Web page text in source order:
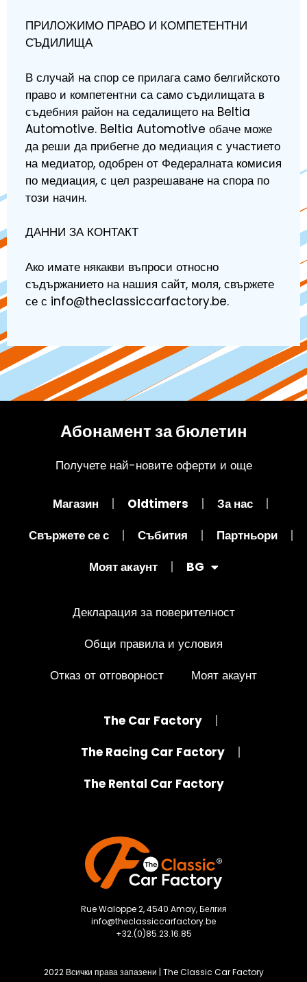
ПРИЛОЖИМО ПРАВО И КОМПЕТЕНТНИ
СЪДИЛИЩА
В случай на спор се прилага само белгийското
право и компетентни са само съдилищата в
съдебния район на седалището на Beltia
Automotive. Beltia Automotive обаче може
да реши да прибегне до медиация с участието
на медиатор, одобрен от Федералната комисия
по медиация, с цел разрешаване на спора по
този начин.
ДАННИ ЗА КОНТАКТ
Ако имате някакви въпроси относно
съдържанието на нашия сайт, моля, свържете
се с info@theclassiccarfactory.be.
Абонамент за бюлетин
Получете най-новите оферти и още
Магазин Oldtimers
За нас
Свържете се с
Събития
Партньори
Моят акаунт
BG
Декларация за поверителност
Общи правила и условия
Отказ от отговорност
Моят акаунт
The Car Factory
The Racing Car Factory
The Rental Car Factory
Rue Waloppe 2, 4540 Amay, Белгия
info@theclassiccarfactory.be
+32.(0)85.23.16.85
2022 Всички права запазени | The Classic Car Factory
Item added to cart.